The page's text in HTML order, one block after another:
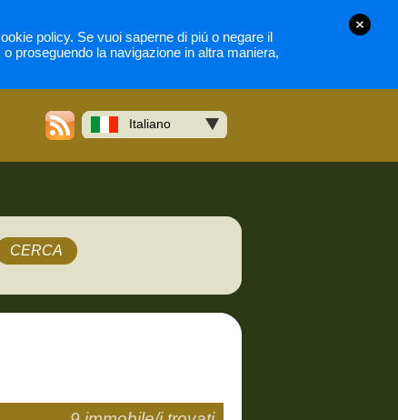
policy. Se vuoi saperne di piú o negare il
proseguendo la navigazione in altra maniera,
Italiano
CERCA